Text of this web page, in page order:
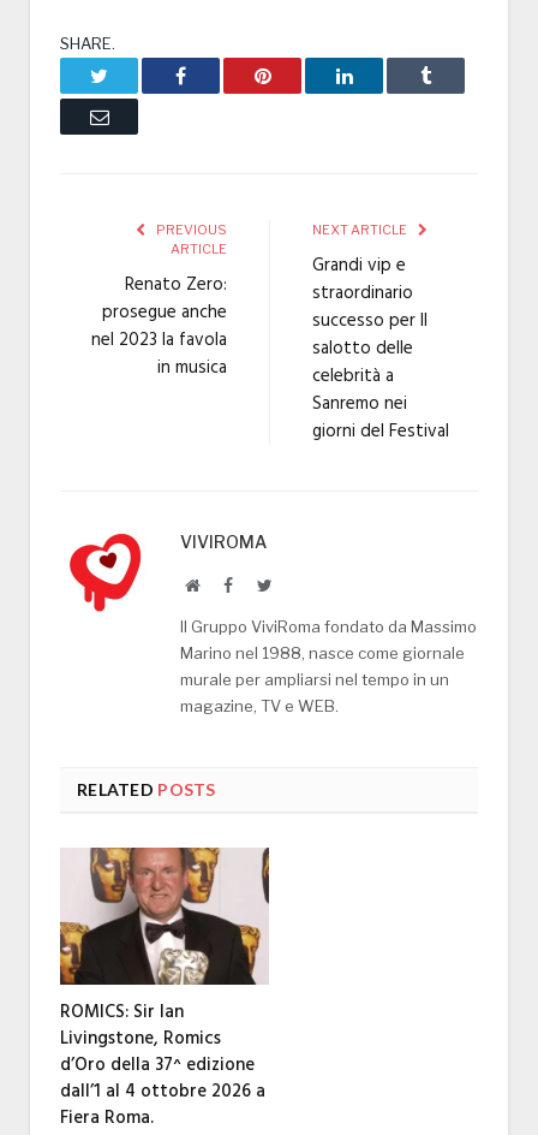
SHARE.
Facebook Pinterest LinkedIn Tumblr
Email
PREVIOUS
ARTICLE
Renato Zero:
prosegue anche
nel 2023 la favola
in musica
NEXT ARTICLE
Grandi vip e
straordinario
successo per Il
salotto delle
celebrità a
Sanremo nei
giorni del Festival
VIVIROMA
WebsiteFacebookTwitter
Il Gruppo ViviRoma fondato da Massimo
Marino nel 1988, nasce come giornale
murale per ampliarsi nel tempo in un
magazine, TV e WEB.
RELATED POSTS
ROMICS: Sir Ian
Livingstone, Romics
d’Oro della 37^ edizione
dall’1 al 4 ottobre 2026 a
Fiera Roma.